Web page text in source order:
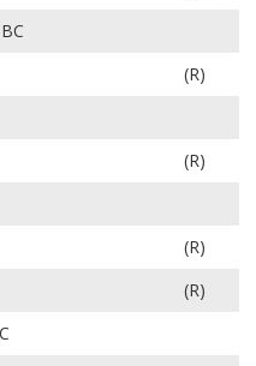
(R)
(R)
(R)
(R)